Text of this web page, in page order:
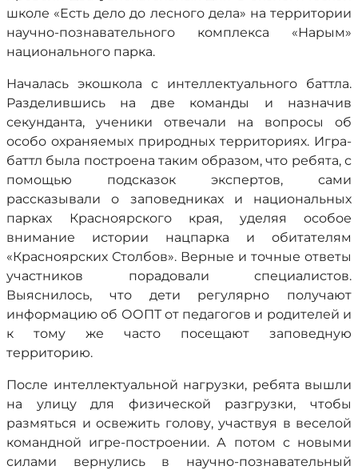
школе «Есть дело до лесного дела» на территории
научно-познавательного комплекса «Нарым»
национального парка.
Началась экошкола с интеллектуального баттла.
Разделившись на две команды и назначив
секунданта, ученики отвечали на вопросы об
особо охраняемых природных территориях. Игра-
баттл была построена таким образом, что ребята, с
помощью подсказок экспертов, сами
рассказывали о заповедниках и национальных
парках Красноярского края, уделяя особое
внимание истории нацпарка и обитателям
«Красноярских Столбов». Верные и точные ответы
участников порадовали специалистов.
Выяснилось, что дети регулярно получают
информацию об ООПТ от педагогов и родителей и
к тому же часто посещают заповедную
территорию.
После интеллектуальной нагрузки, ребята вышли
на улицу для физической разгрузки, чтобы
размяться и освежить голову, участвуя в веселой
командной игре-построении. А потом с новыми
силами вернулись в научно-познавательный